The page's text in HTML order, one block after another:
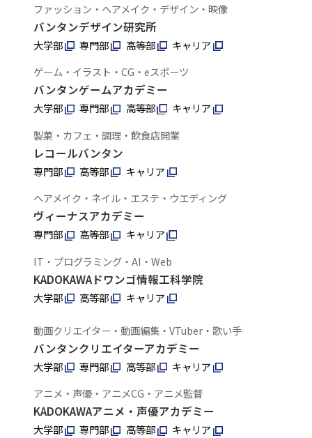
ファッション・ヘアメイク・デザイン・映像
バンタンデザイン研究所
大学部 専門部 高等部
キャリア
ゲーム・イラスト・CG・eスポーツ
バンタンゲームアカデミー
大学部 専門部 高等部
キャリア
製菓・カフェ・調理・飲食店開業
レコールバンタン
専門部 高等部
キャリア
ヘアメイク・ネイル・エステ・ウエディング
ヴィーナスアカデミー
専門部 高等部
キャリア
IT・プログラミング・AI・Web
KADOKAWAドワンゴ情報工科学院
大学部 高等部 キャリア
動画クリエイター・動画編集・VTuber・歌い手
バンタンクリエイターアカデミー
大学部 専門部 高等部
キャリア
アニメ・声優・アニメCG・アニメ監督
KADOKAWAアニメ・声優アカデミー
大学部 専門部 高等部
キャリア